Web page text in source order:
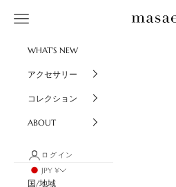
masae
メニュー
WHAT'S NEW
アクセサリー
コレクション
ABOUT
ログイン
JPY ¥
国/地域